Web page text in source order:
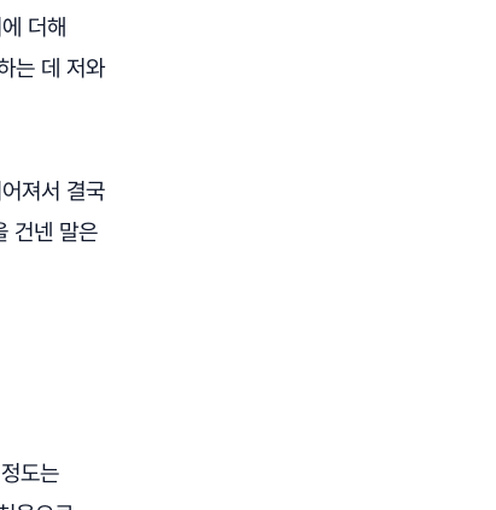
더해
는 데 저와
져서 결국
건넨 말은
도는